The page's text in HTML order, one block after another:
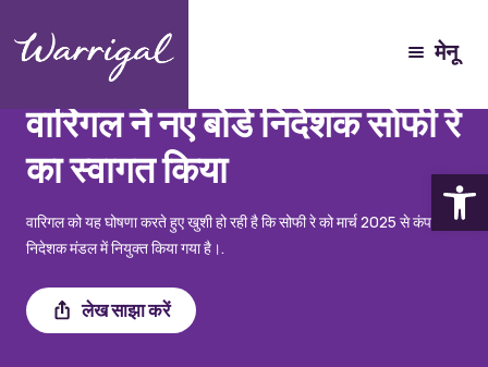
टूलबार
मेनू
5 मई, 2025
वार्रिगल ने नए बोर्ड निदेशक सोफी रे
का स्वागत किया
वारिगल को यह घोषणा करते हुए खुशी हो रही है कि सोफी रे को मार्च 2025 से कंपनी के
निदेशक मंडल में नियुक्त किया गया है।.
लेख साझा करें
Share